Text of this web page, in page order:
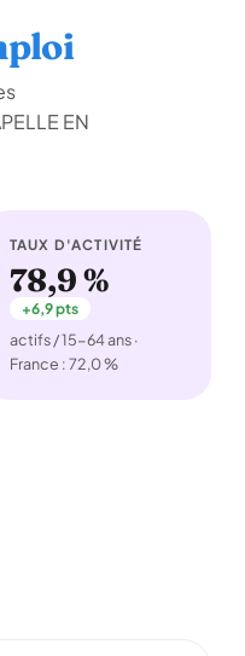
EN
TAUX D'ACTIVITÉ
78,9 %
+6,9 pts
actifs / 15-64 ans ·
France : 72,0 %